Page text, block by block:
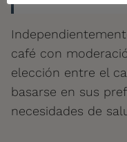
café con
elección entre el
basarse en sus
necesidades de